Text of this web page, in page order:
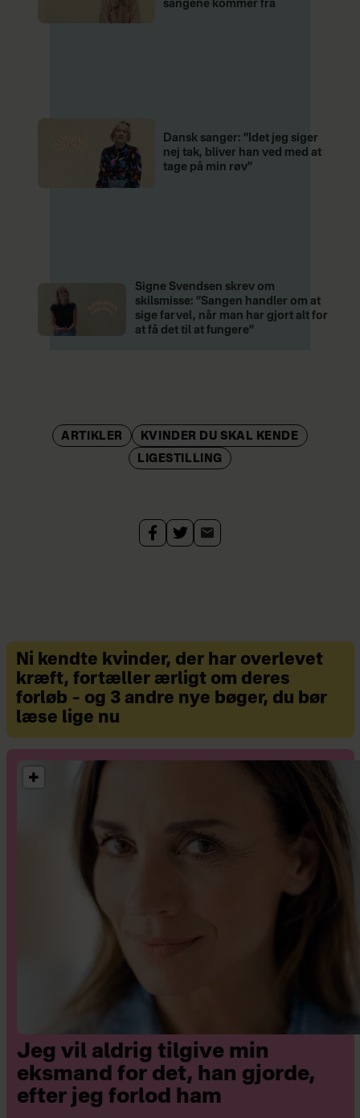
sangene kommer fra
Dansk sanger: ”Idet jeg siger
nej tak, bliver han ved med at
tage på min røv”
Signe Svendsen skrev om
skilsmisse: ”Sangen handler om at
sige farvel, når man har gjort alt for
at få det til at fungere”
ARTIKLER
KVINDER DU SKAL KENDE
LIGESTILLING
Ni kendte kvinder, der har overlevet
kræft, fortæller ærligt om deres
forløb – og 3 andre nye bøger, du bør
læse lige nu
Jeg vil aldrig tilgive min
eksmand for det, han gjorde,
efter jeg forlod ham